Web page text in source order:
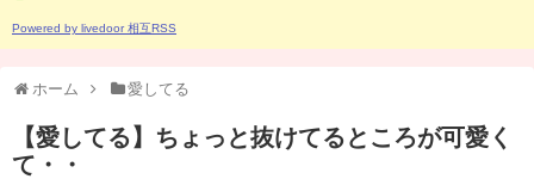
Powered by livedoor 相互RSS
ホーム 愛してる
【愛してる】ちょっと抜けてるところが可愛く
て・・